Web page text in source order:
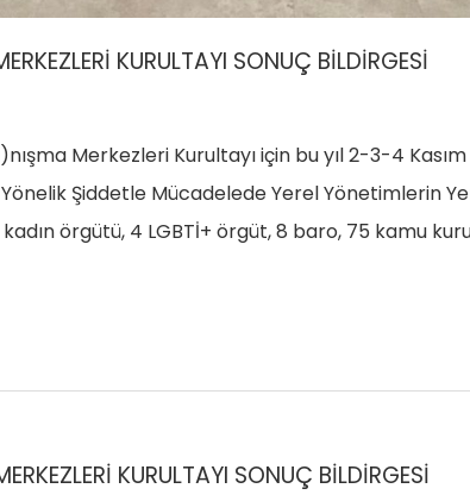
KURULTAYI SONUÇ BİLDİRGESİ
Merkezleri Kurultayı için bu yıl 2-3-4
Şiddetle Mücadelede Yerel Yönetimlerin
örgütü, 4 LGBTİ+ örgüt, 8 baro, 75 kamu
KURULTAYI SONUÇ BİLDİRGESİ